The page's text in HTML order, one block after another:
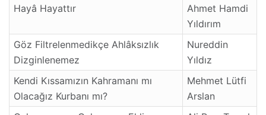
Hayâ Hayattır
Ahmet Hamdi
Yıldırım
Göz Filtrelenmedikçe Ahlâksızlık
Dizginlenemez
Nureddin
Yıldız
Kendi Kıssamızın Kahramanı mı
Olacağız Kurbanı mı?
Mehmet Lütfi
Arslan